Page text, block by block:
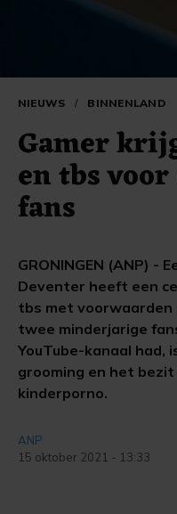
NIEUWS / BINNENLAND
Gamer
en tbs
fans
GRONINGEN (ANP) -
Deventer heeft een
tbs met
twee minderjarige
YouTube-kanaal had,
grooming en het
kinderporno.
ANP
15 oktober 2021 - 13:33